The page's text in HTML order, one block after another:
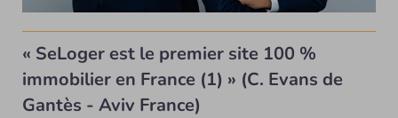
« SeLoger est le premier site 100 %
immobilier en France (1) » (C. Evans de
Gantès - Aviv France)